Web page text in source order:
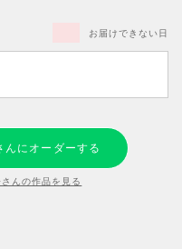
お届けできない日
んにオーダーする
んの作品を見る